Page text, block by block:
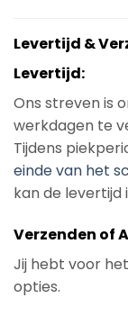
Levertijd &
Levertijd:
Ons streven is
werkdagen te
Tijdens
einde van het
kan de levertijd
Verzenden of
Jij hebt voor
opties.